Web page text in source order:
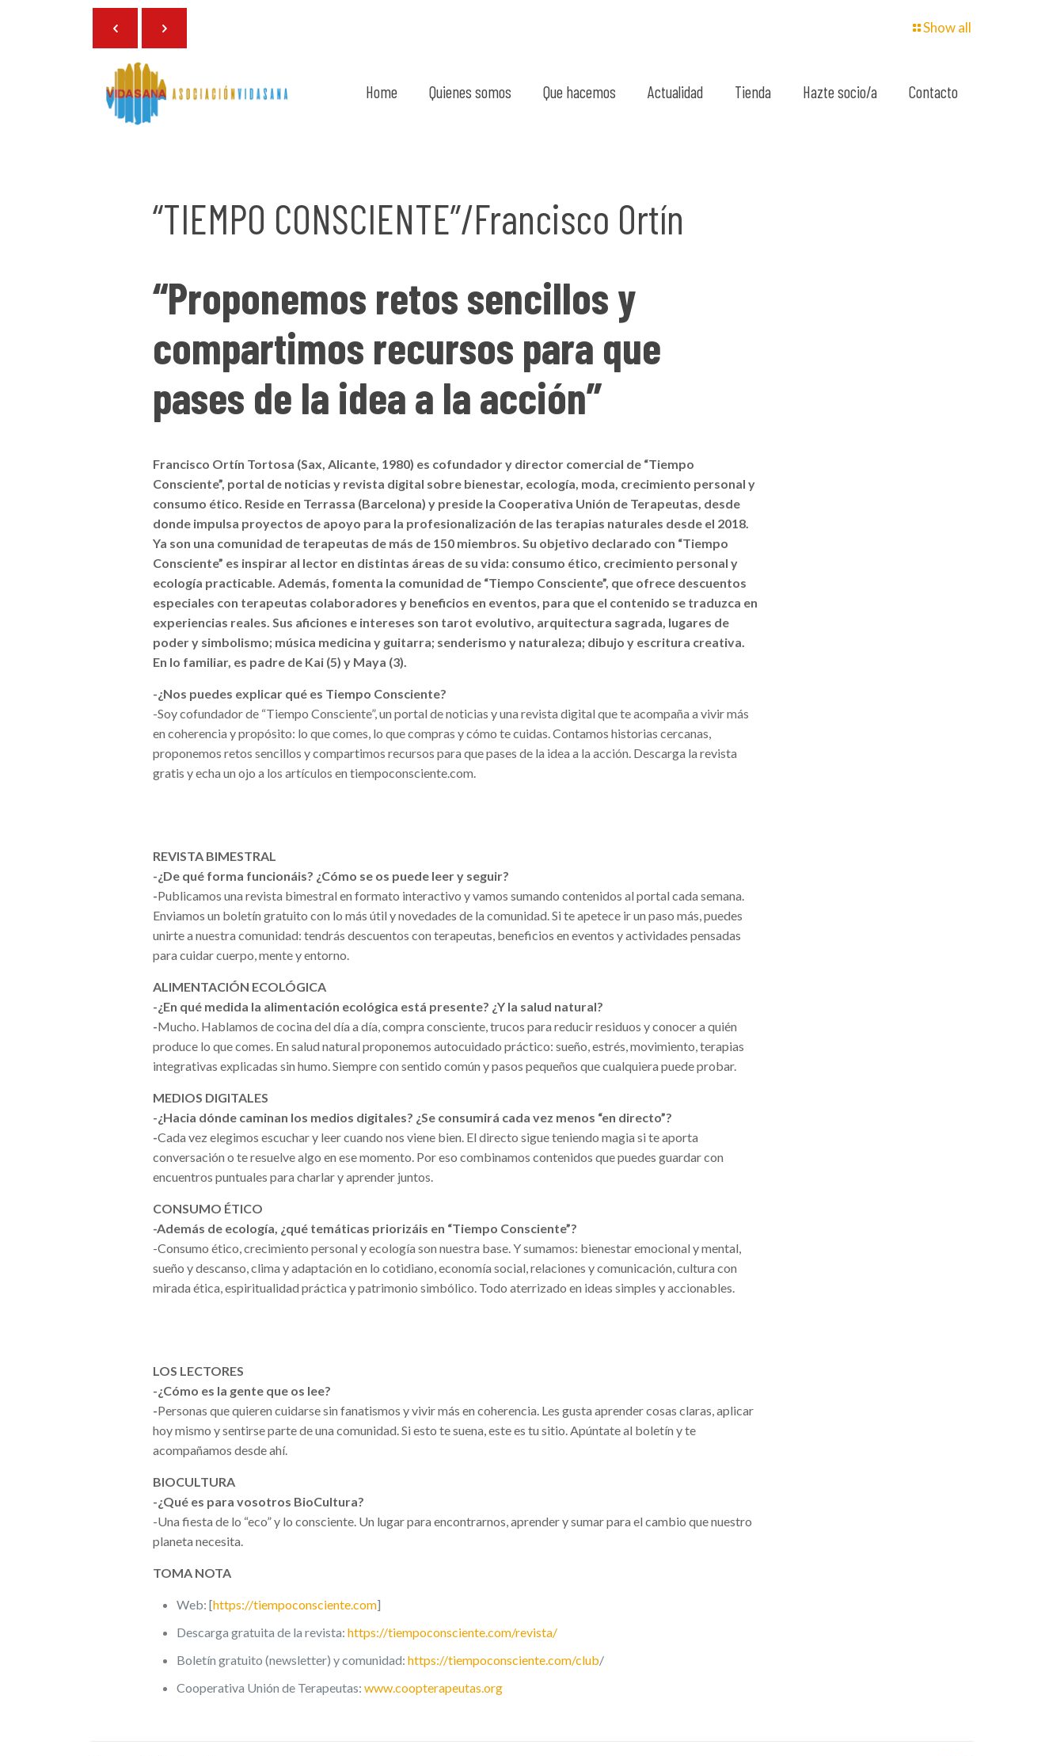
Home Quienes somos Que hacemos Actualidad Tienda Hazte socio/a Contacto
Show all
19 de septiembre de 2025
“TIEMPO CONSCIENTE”/Francisco Ortín
“Proponemos retos sencillos y
compartimos recursos para que
pases de la idea a la acción”
Francisco Ortín Tortosa (Sax, Alicante, 1980) es cofundador y director comercial de “Tiempo
Consciente”, portal de noticias y revista digital sobre bienestar, ecología, moda, crecimiento personal y
consumo ético. Reside en Terrassa (Barcelona) y preside la Cooperativa Unión de Terapeutas, desde
donde impulsa proyectos de apoyo para la profesionalización de las terapias naturales desde el 2018.
Ya son una comunidad de terapeutas de más de 150 miembros. Su objetivo declarado con “Tiempo
Consciente” es inspirar al lector en distintas áreas de su vida: consumo ético, crecimiento personal y
ecología practicable. Además, fomenta la comunidad de “Tiempo Consciente”, que ofrece descuentos
especiales con terapeutas colaboradores y beneficios en eventos, para que el contenido se traduzca en
experiencias reales. Sus aficiones e intereses son tarot evolutivo, arquitectura sagrada, lugares de
poder y simbolismo; música medicina y guitarra; senderismo y naturaleza; dibujo y escritura creativa.
En lo familiar, es padre de Kai (5) y Maya (3).
-¿Nos puedes explicar qué es Tiempo Consciente?
-Soy cofundador de “Tiempo Consciente”, un portal de noticias y una revista digital que te acompaña a vivir más
en coherencia y propósito: lo que comes, lo que compras y cómo te cuidas. Contamos historias cercanas,
proponemos retos sencillos y compartimos recursos para que pases de la idea a la acción. Descarga la revista
gratis y echa un ojo a los artículos en tiempoconsciente.com.
REVISTA BIMESTRAL
-¿De qué forma funcionáis? ¿Cómo se os puede leer y seguir?
-Publicamos una revista bimestral en formato interactivo y vamos sumando contenidos al portal cada semana.
Enviamos un boletín gratuito con lo más útil y novedades de la comunidad. Si te apetece ir un paso más, puedes
unirte a nuestra comunidad: tendrás descuentos con terapeutas, beneficios en eventos y actividades pensadas
para cuidar cuerpo, mente y entorno.
ALIMENTACIÓN ECOLÓGICA
-¿En qué medida la alimentación ecológica está presente? ¿Y la salud natural?
-Mucho. Hablamos de cocina del día a día, compra consciente, trucos para reducir residuos y conocer a quién
produce lo que comes. En salud natural proponemos autocuidado práctico: sueño, estrés, movimiento, terapias
integrativas explicadas sin humo. Siempre con sentido común y pasos pequeños que cualquiera puede probar.
MEDIOS DIGITALES
-¿Hacia dónde caminan los medios digitales? ¿Se consumirá cada vez menos “en directo”?
-Cada vez elegimos escuchar y leer cuando nos viene bien. El directo sigue teniendo magia si te aporta
conversación o te resuelve algo en ese momento. Por eso combinamos contenidos que puedes guardar con
encuentros puntuales para charlar y aprender juntos.
CONSUMO ÉTICO
-Además de ecología, ¿qué temáticas priorizáis en “Tiempo Consciente”?
-Consumo ético, crecimiento personal y ecología son nuestra base. Y sumamos: bienestar emocional y mental,
sueño y descanso, clima y adaptación en lo cotidiano, economía social, relaciones y comunicación, cultura con
mirada ética, espiritualidad práctica y patrimonio simbólico. Todo aterrizado en ideas simples y accionables.
LOS LECTORES
-¿Cómo es la gente que os lee?
-Personas que quieren cuidarse sin fanatismos y vivir más en coherencia. Les gusta aprender cosas claras, aplicar
hoy mismo y sentirse parte de una comunidad. Si esto te suena, este es tu sitio. Apúntate al boletín y te
acompañamos desde ahí.
BIOCULTURA
-¿Qué es para vosotros BioCultura?
-Una fiesta de lo “eco” y lo consciente. Un lugar para encontrarnos, aprender y sumar para el cambio que nuestro
planeta necesita.
TOMA NOTA
Web: [https://tiempoconsciente.com]
Descarga gratuita de la revista:https://tiempoconsciente.com/revista/
Boletín gratuito (newsletter) y comunidad:https://tiempoconsciente.com/club/
Cooperativa Unión de Terapeutas:www.coopterapeutas.org